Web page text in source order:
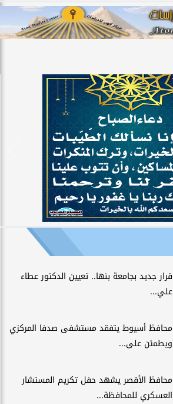
قرار جديد بجامعة بنها.. تعيين الدكتور عطاء
علي...
محافظ أسيوط يتفقد مستشفى صدفا المركزي
ويطمئن على...
محافظ الأقصر يشهد حفل تكريم المستشار
العسكري للمحافظة...